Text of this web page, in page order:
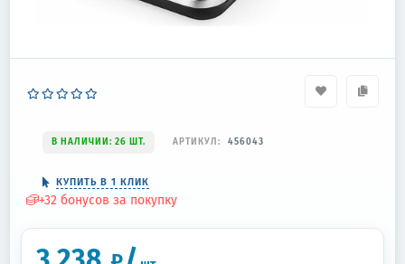
В НАЛИЧИИ: 26 ШТ. АРТИКУЛ: 456043
КУПИТЬ В 1 КЛИК
+32 бонусов за покупку